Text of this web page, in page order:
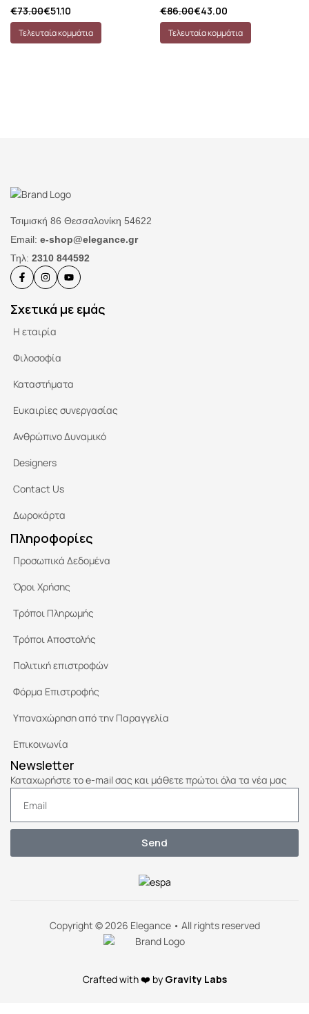
€73.00€51.10
Τελευταία κομμάτια
€86.00€43.00
Τελευταία κομμάτια
Τσιμισκή 86 Θεσσαλονίκη 54622
Email: e-shop@elegance.gr
Τηλ: 2310 844592
Σχετικά με εμάς
Η εταιρία
Φιλοσοφία
Καταστήματα
Ευκαιρίες συνεργασίας
Ανθρώπινο Δυναμικό
Designers
Contact Us
Δωροκάρτα
Πληροφορίες
Προσωπικά Δεδομένα
Όροι Χρήσης
Τρόποι Πληρωμής
Τρόποι Αποστολής
Πολιτική επιστροφών
Φόρμα Επιστροφής
Υπαναχώρηση από την Παραγγελία
Επικοινωνία
Newsletter
Καταχωρήστε το e-mail σας και μάθετε πρώτοι όλα τα νέα μας
Send
Copyright © 2026 Elegance • All rights reserved
Crafted with ❤️ by Gravity Labs